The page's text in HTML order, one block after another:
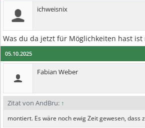
ichweisnix
Was du da jetzt für Möglichkeiten hast
05.10.2025
Fabian Weber
Zitat von AndBru: ↑
montiert. Es wäre noch ewig Zeit gewesen, dass